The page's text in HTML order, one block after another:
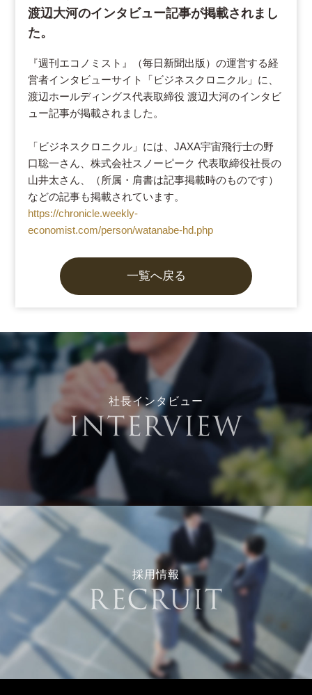
渡辺大河のインタビュー記事が掲載されまし
た。
『週刊エコノミスト』（毎日新聞出版）の運営する経
営者インタビューサイト「ビジネスクロニクル」に、
渡辺ホールディングス代表取締役 渡辺大河のインタビ
ュー記事が掲載されました。
「ビジネスクロニクル」には、JAXA宇宙飛行士の野
口聡一さん、株式会社スノーピーク 代表取締役社長の
山井太さん、（所属・肩書は記事掲載時のものです）
などの記事も掲載されています。
https://chronicle.weekly-
economist.com/person/watanabe-hd.php
一覧へ戻る
社長インタビュー
採用情報